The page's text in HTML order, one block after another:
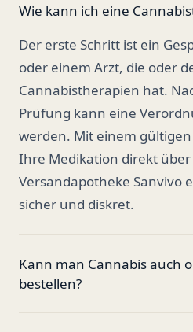
Wie kann ich eine
Der erste Schritt ist ein
oder einem Arzt, die oder
Cannabistherapien hat.
Prüfung kann eine
werden. Mit einem gültigen
Ihre Medikation direkt
Versandapotheke Sanvivo
sicher und diskret.
Kann man Cannabis auch
bestellen?